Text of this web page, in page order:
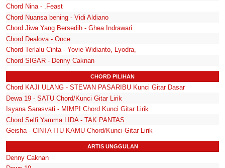
Chord Nina - .Feast
Chord Nuansa bening - Vidi Aldiano
Chord Jiwa Yang Bersedih - Ghea Indrawari
Chord Dealova - Once
Chord Terlalu Cinta - Yovie Widianto, Lyodra,
Chord SIGAR - Denny Caknan
CHORD PILIHAN
Chord KAJI ULANG - STEVAN PASARIBU Kunci Gitar Dasar
Dewa 19 - SATU Chord/Kunci Gitar Lirik
Isyana Sarasvati - MIMPI Chord Kunci Gitar Lirik
Chord Selfi Yamma LIDA - TAK PANTAS
Geisha - CINTA ITU KAMU Chord/Kunci Gitar Lirik
ARTIS UNGGULAN
Denny Caknan